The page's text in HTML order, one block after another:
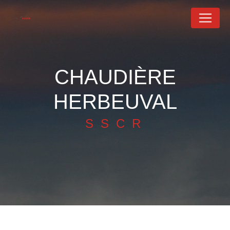
CHAUDIÈRE
HERBEUVAL
SSCR
Panneau de gestion des cookies